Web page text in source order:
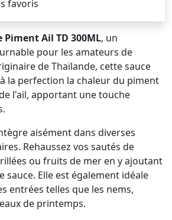
favoris
Piment Ail TD 300ML, un
pour les amateurs de
de Thaïlande, cette sauce
la perfection la chaleur du piment
l'ail, apportant une touche
aisément dans diverses
Rehaussez vos sautés de
ou fruits de mer en y ajoutant
sauce. Elle est également idéale
entrées telles que les nems,
de printemps.